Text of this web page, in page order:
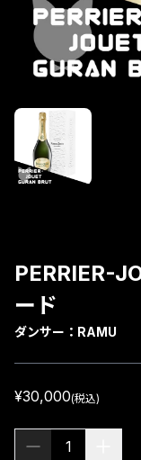
PERRIER-
ード
ダンサー： RAMU
¥30,000(税込)
1